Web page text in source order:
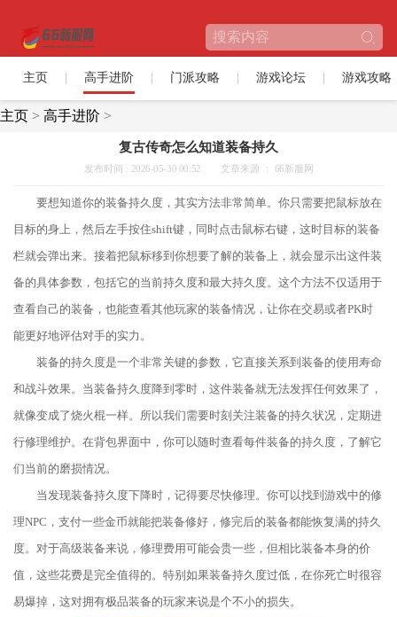
主页 高手进阶 门派攻略 游戏论坛 游戏攻略
主页 > 高手进阶 >
复古传奇怎么知道装备持久
发布时间 : 2026-05-30 00:52 文章来源 ： 66新服网
要想知道你的装备持久度，其实方法非常简单。你只需要把鼠标放在
目标的身上，然后左手按住shift键，同时点击鼠标右键，这时目标的装备
栏就会弹出来。接着把鼠标移到你想要了解的装备上，就会显示出这件装
备的具体参数，包括它的当前持久度和最大持久度。这个方法不仅适用于
查看自己的装备，也能查看其他玩家的装备情况，让你在交易或者PK时
能更好地评估对手的实力。
装备的持久度是一个非常关键的参数，它直接关系到装备的使用寿命
和战斗效果。当装备持久度降到零时，这件装备就无法发挥任何效果了，
就像变成了烧火棍一样。所以我们需要时刻关注装备的持久状况，定期进
行修理维护。在背包界面中，你可以随时查看每件装备的持久度，了解它
们当前的磨损情况。
当发现装备持久度下降时，记得要尽快修理。你可以找到游戏中的修
理NPC，支付一些金币就能把装备修好，修完后的装备都能恢复满的持久
度。对于高级装备来说，修理费用可能会贵一些，但相比装备本身的价
值，这些花费是完全值得的。特别如果装备持久度过低，在你死亡时很容
易爆掉，这对拥有极品装备的玩家来说是个不小的损失。